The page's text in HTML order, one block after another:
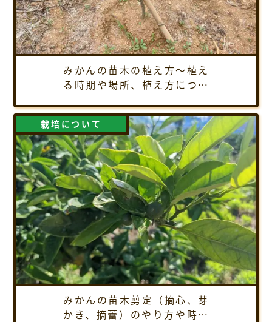
みかんの苗木の植え方～植え
る時期や場所、植え方につい
みかんの苗木剪定（摘心、芽
かき、摘蕾）のやり方や時期
栽培について